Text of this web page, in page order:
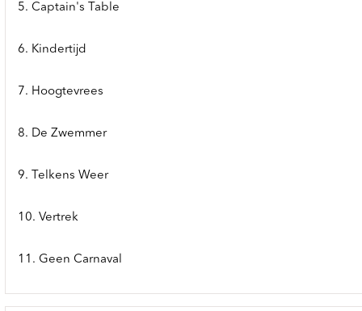
5. Captain's Table
6. Kindertijd
7. Hoogtevrees
8. De Zwemmer
9. Telkens Weer
10. Vertrek
11. Geen Carnaval